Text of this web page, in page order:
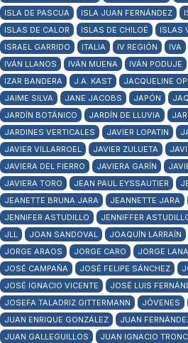
ISLA DE PASCUA
ISLA JUAN FERNÁNDEZ
ISLAS DE CALOR
ISLAS DE CHILOÉ ISLAS
ISRAEL GARRIDO
ITALIA IV REGIÓN IVA
IVÁN LLANOS
IVÁN MUENA IVÁN PODUJE
IZAR BANDERA
J.A. KAST JACQUELINE
JAIME SILVA
JANE JACOBS JAPÓN
JARDÍN BOTÁNICO
JARDÍN DE LLUVIA
JARDINES VERTICALES
JAVIER LOPATIN
JAVIER VILLARROEL
JAVIER ZULUETA
JAVIERA DEL FIERRO
JAVIERA GARÍN
JAVIERA TORO
JEAN PAUL EYSSAUTIER
JEANETTE BRUNA JARA
JEANNETTE JARA
JENNIFER ASTUDILLO
JENNIFFER
JLL
JOAN SANDOVAL JOAQUÍN LARRAÍN
JORGE ARAOS
JORGE CARO JORGE
JOSÉ CAMPAÑA
JOSÉ FELIPE SÁNCHEZ
JOSÉ IGNACIO VICENTE
JOSÉ LUIS
JOSEFA TALADRIZ GITTERMANN
JÓVENES
JUAN ENRIQUE GONZÁLEZ
JUAN
JUAN GALLEGUILLOS
JUAN IGNACIO